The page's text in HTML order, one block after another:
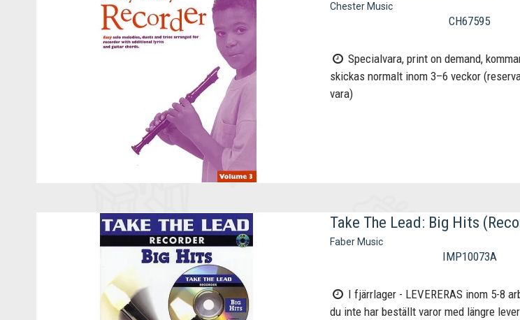
Chester Music
CH67595
Specialvara, print on demand,
skickas normalt inom 3–6 veckor
vara)
Take The Lead: Big Hits
Faber Music
IMP10073A
I fjärrlager - LEVERERAS inom 5-8
du inte har beställt varor med längre